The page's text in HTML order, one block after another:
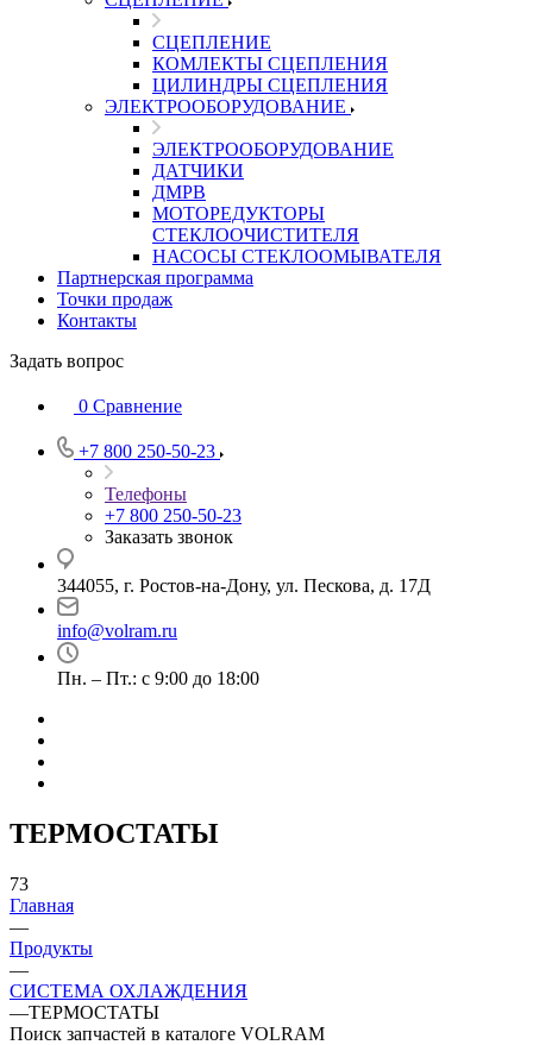
СЦЕПЛЕНИЕ
КОМЛЕКТЫ СЦЕПЛЕНИЯ
ЦИЛИНДРЫ СЦЕПЛЕНИЯ
ЭЛЕКТРООБОРУДОВАНИЕ
ЭЛЕКТРООБОРУДОВАНИЕ
ДАТЧИКИ
ДМРВ
МОТОРЕДУКТОРЫ
СТЕКЛООЧИСТИТЕЛЯ
НАСОСЫ СТЕКЛООМЫВАТЕЛЯ
Партнерская программа
Точки продаж
Контакты
Задать вопрос
0 Сравнение
+7 800 250-50-23
Телефоны
+7 800 250-50-23
Заказать звонок
344055, г. Ростов-на-Дону, ул. Пескова, д. 17Д
info@volram.ru
Пн. – Пт.: с 9:00 до 18:00
ТЕРМОСТАТЫ
73
Главная
—
Продукты
—
СИСТЕМА ОХЛАЖДЕНИЯ
—ТЕРМОСТАТЫ
Поиск запчастей в каталоге VOLRAM